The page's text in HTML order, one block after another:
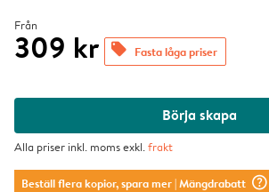
Från
309 kr offers Fasta låga priser
Börja skapa
Alla priser inkl. moms exkl.frakt
Beställ flera kopior, spara mer| Mängdrabatt question_mark_circle